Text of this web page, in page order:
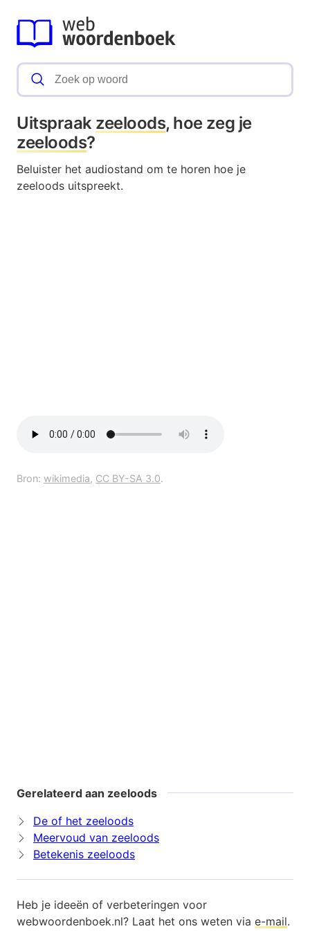
Uitspraak zeeloods, hoe zeg je
zeeloods?
Beluister het audiostand om te horen hoe je
zeeloods uitspreekt.
Bron: wikimedia, CC BY-SA 3.0.
Gerelateerd aan zeeloods
De of het zeeloods
Meervoud van zeeloods
Betekenis zeeloods
Heb je ideeën of verbeteringen voor
webwoordenboek.nl? Laat het ons weten via e-mail.